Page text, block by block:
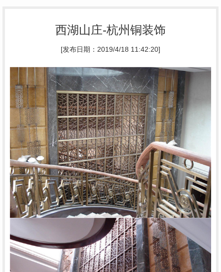
西湖山庄-杭州铜装饰
[发布日期：2019/4/18 11:42:20]